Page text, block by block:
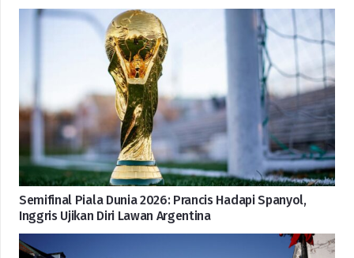
Semifinal Piala Dunia 2026: Prancis Hadapi Spanyol,
Inggris Ujikan Diri Lawan Argentina